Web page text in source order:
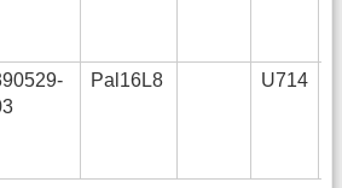
Pal16L8 U714